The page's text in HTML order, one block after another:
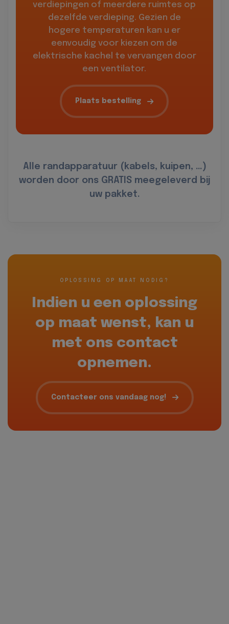
verdiepingen of meerdere ruimtes op
dezelfde verdieping. Gezien de
hogere temperaturen kan u er
eenvoudig voor kiezen om de
elektrische kachel te vervangen door
een ventilator.
Plaats bestelling
Alle randapparatuur (kabels, kuipen, …)
worden door ons GRATIS meegeleverd bij
uw pakket.
OPLOSSING OP MAAT NODIG?
Indien u een oplossing
op maat wenst, kan u
met ons contact
opnemen.
Contacteer ons vandaag nog!